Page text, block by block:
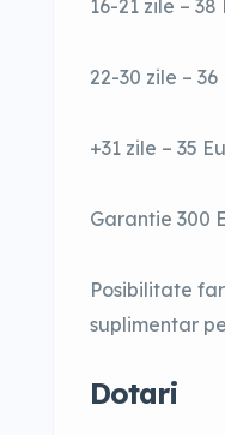
16-21 zile –
22-30 zile –
+31 zile – 35
Garantie 300
Posibilitate
suplimentar
Dotari